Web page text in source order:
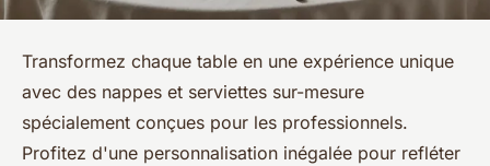
Transformez chaque table en une expérience unique
avec des nappes et serviettes sur-mesure
spécialement conçues pour les professionnels.
Profitez d'une personnalisation inégalée pour refléter